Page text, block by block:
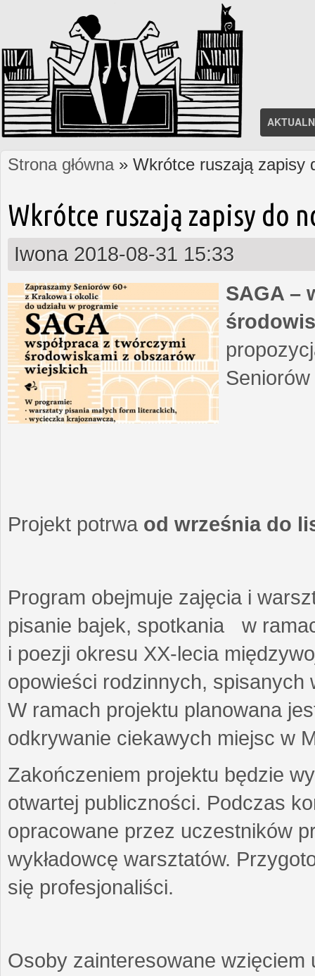
Jesteś tutaj
Strona główna» Wkrótce ruszają zapisy
Wkrótce ruszają zapisy do
Iwona 2018-08-31 15:33
SAGA –
Projekt potrwa od września do
Program obejmuje zajęcia i
pisanie bajek, spotkania w
i poezji okresu XX-lecia
opowieści rodzinnych,
W ramach projektu planowana
odkrywanie ciekawych miejsc w
Zakończeniem projektu będzie
otwartej publiczności. Podczas
opracowane przez uczestników
wykładowcę warsztatów.
się profesjonaliści.
Osoby zainteresowane wzięciem